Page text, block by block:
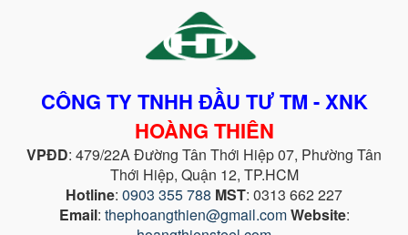
CÔNG TY TNHH ĐẦU TƯ TM - XNK
HOÀNG THIÊN
VPĐD: 479/22A Đường Tân Thới Hiệp 07, Phường Tân
Thới Hiệp, Quận 12, TP.HCM
Hotline: 0903 355 788 MST: 0313 662 227
Email: thephoangthien@gmail.comWebsite: